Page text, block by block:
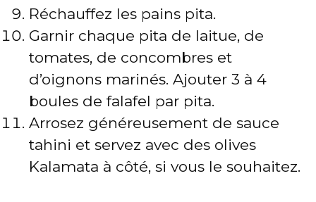
Réchauffez les pains pita.
Garnir chaque pita de laitue, de
tomates, de concombres et
d’oignons marinés. Ajouter 3 à 4
boules de falafel par pita.
Arrosez généreusement de sauce
tahini et servez avec des olives
Kalamata à côté, si vous le souhaitez.